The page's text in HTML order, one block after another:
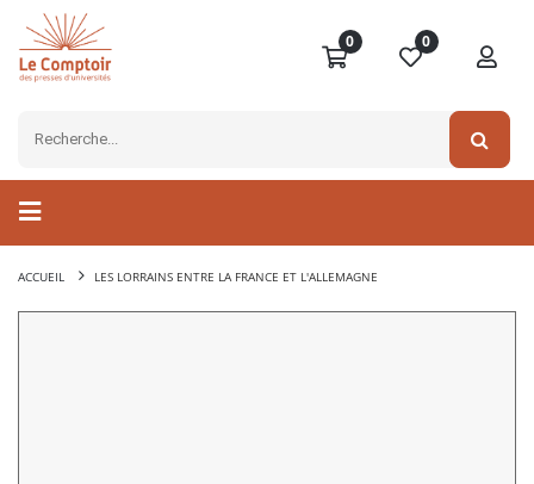
0 0
ACCUEIL LES LORRAINS ENTRE LA FRANCE ET L'ALLEMAGNE